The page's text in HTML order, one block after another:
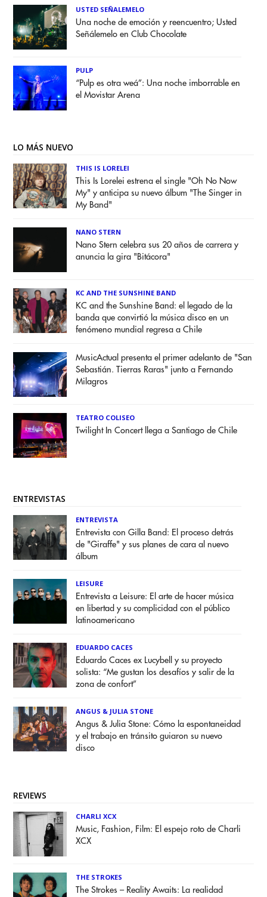
USTED SEÑALEMELO
Una noche de emoción y reencuentro; Usted
Señálemelo en Club Chocolate
PULP
“Pulp es otra weá”: Una noche imborrable en
el Movistar Arena
LO MÁS NUEVO
THIS IS LORELEI
This Is Lorelei estrena el single "Oh No Now
My" y anticipa su nuevo álbum "The Singer in
My Band"
NANO STERN
Nano Stern celebra sus 20 años de carrera y
anuncia la gira "Bitácora"
KC AND THE SUNSHINE BAND
KC and the Sunshine Band: el legado de la
banda que convirtió la música disco en un
fenómeno mundial regresa a Chile
MusicActual presenta el primer adelanto de "San
Sebastián. Tierras Raras" junto a Fernando
Milagros
TEATRO COLISEO
Twilight In Concert llega a Santiago de Chile
ENTREVISTAS
ENTREVISTA
Entrevista con Gilla Band: El proceso detrás
de "Giraffe" y sus planes de cara al nuevo
álbum
LEISURE
Entrevista a Leisure: El arte de hacer música
en libertad y su complicidad con el público
latinoamericano
EDUARDO CACES
Eduardo Caces ex Lucybell y su proyecto
solista: “Me gustan los desafíos y salir de la
zona de confort”
ANGUS & JULIA STONE
Angus & Julia Stone: Cómo la espontaneidad
y el trabajo en tránsito guiaron su nuevo
disco
REVIEWS
CHARLI XCX
Music, Fashion, Film: El espejo roto de Charli
XCX
THE STROKES
The Strokes – Reality Awaits: La realidad